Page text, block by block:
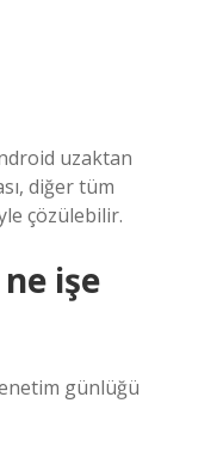
uzaktan
diğer tüm
çözülebilir.
işe
günlüğü